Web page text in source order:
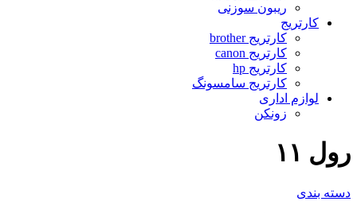
ریبون سوزنی
کارتریج
کارتریج brother
کارتریج canon
کارتریج hp
کارتریج سامسونگ
لوازم اداری
زونکن
رول ۱۱
دسته بندی